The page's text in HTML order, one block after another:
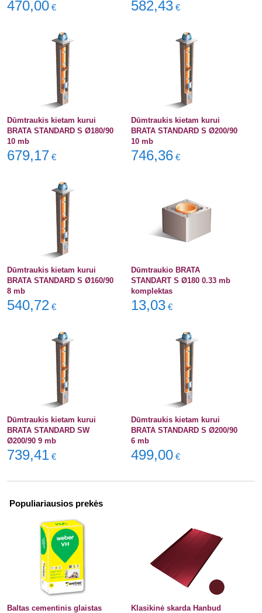
470,00 € 582,43 €
Dūmtraukis kietam kurui
BRATA STANDARD S Ø180/90
10 mb
679,17 €
Dūmtraukis kietam kurui
BRATA STANDARD S Ø200/90
10 mb
746,36 €
Dūmtraukis kietam kurui
BRATA STANDARD S Ø160/90
8 mb
540,72 €
Dūmtraukio BRATA
STANDART S Ø180 0.33 mb
komplektas
13,03 €
Dūmtraukis kietam kurui
BRATA STANDARD SW
Ø200/90 9 mb
739,41 €
Dūmtraukis kietam kurui
BRATA STANDARD S Ø200/90
6 mb
499,00 €
Populiariausios prekės
Baltas cementinis glaistas
Klasikinė skarda Hanbud